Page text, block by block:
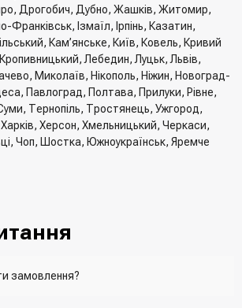
Дрогобич, Дубно, Жашків, Житомир,
Франківськ, Ізмаїл, Ірпінь, Казатин,
Кам’янське, Київ, Ковель, Кривий
Кропивницький, Лебедин, Луцьк, Львів,
Миколаїв, Нікополь, Ніжин, Новоград-
Павлоград, Полтава, Прилуки, Рівне,
Тернопіль, Тростянець, Ужгород,
Херсон, Хмельницький, Черкаси,
Чоп, Шостка, Южноукраїнськ, Яремче
замовлення?